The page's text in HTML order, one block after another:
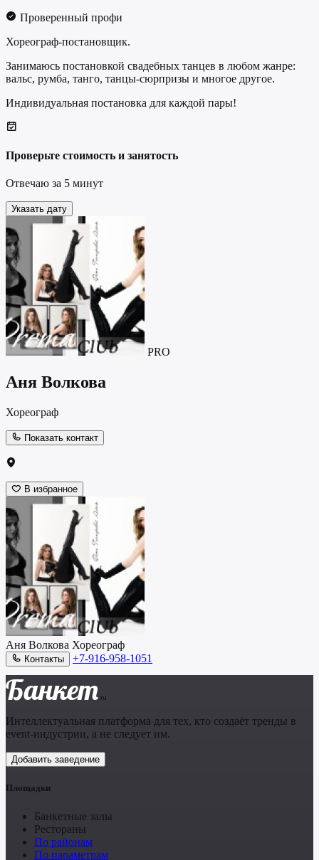
Проверенный профи
Хореограф-постановщик.
Занимаюсь постановкой свадебных танцев в любом жанре:
вальс, румба, танго, танцы-сюрпризы и многое другое.
Индивидуальная постановка для каждой пары!
Проверьте стоимость и занятость
Отвечаю за 5 минут
Указать дату
PRO
Аня Волкова
Хореограф
Показать контакт
В избранное
Аня Волкова Хореограф
Контакты +7-916-958-1051
Банкет .ru
Интеллектуальная платформа для тех, кто создаёт тренды в
event-индустрии, а не следует им.
Добавить заведение
Площадки
Банкетные залы
Рестораны
По районам
По параметрам